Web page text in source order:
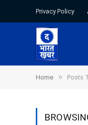
Privacy Policy
Home » Posts